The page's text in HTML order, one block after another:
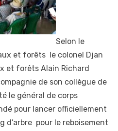
Selon le
et forêts le colonel Djan
et forêts Alain Richard
de son collègue de
le général de corps
pour lancer officiellement
d’arbre pour le reboisement